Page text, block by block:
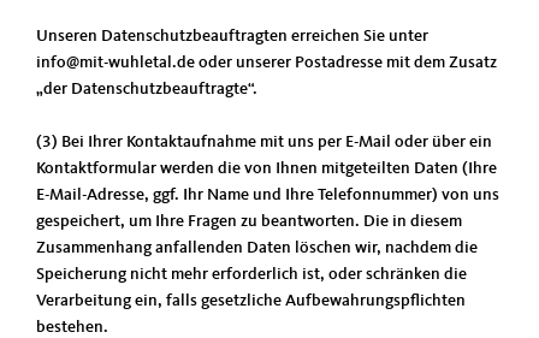
Unseren Datenschutzbeauftragten erreichen Sie unter
info@mit-wuhletal.de oder unserer Postadresse mit dem Zusatz
der Datenschutzbeauftragte“.
(3) Bei Ihrer Kontaktaufnahme mit uns per E-Mail oder über ein
Kontaktformular werden die von Ihnen mitgeteilten Daten (Ihre
E-Mail-Adresse, ggf. Ihr Name und Ihre Telefonnummer) von uns
gespeichert, um Ihre Fragen zu beantworten. Die in diesem
Zusammenhang anfallenden Daten löschen wir, nachdem die
Speicherung nicht mehr erforderlich ist, oder schränken die
Verarbeitung ein, falls gesetzliche Aufbewahrungspflichten
bestehen.